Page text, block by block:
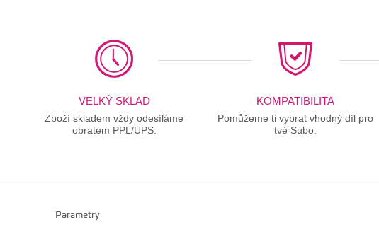
VELKÝ SKLAD
Zboží skladem vždy odesíláme
obratem PPL/UPS.
KOMPATIBILITA
Pomůžeme ti vybrat vhodný díl pro
tvé Subo.
Parametry